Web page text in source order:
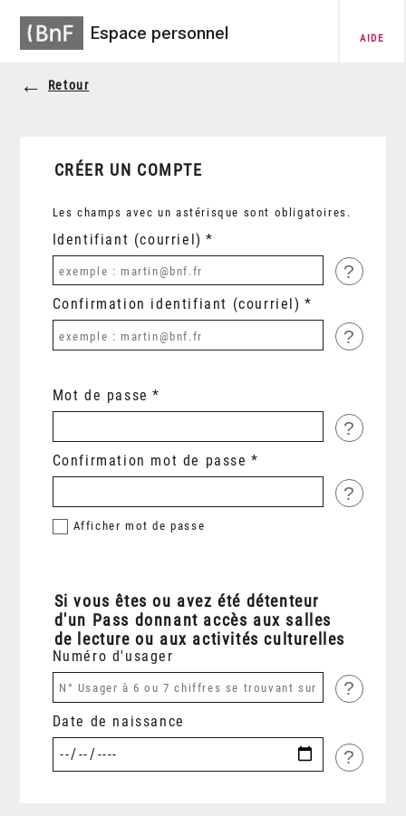
Espace personnel AIDE
Retour
CRÉER UN COMPTE
Les champs avec un astérisque sont obligatoires.
Identifiant (courriel)
?
Confirmation identifiant (courriel)
?
Mot de passe
?
Confirmation mot de passe
?
Afficher mot de passe
Si vous êtes ou avez été détenteur
d'un Pass donnant accès aux salles
de lecture ou aux activités culturelles
Numéro d'usager
?
Date de naissance
?